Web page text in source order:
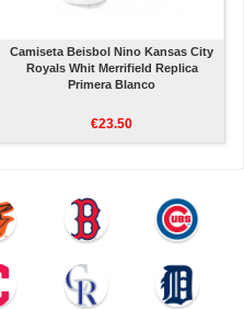
Camiseta Beisbol Nino Kansas City
Royals Whit Merrifield Replica
Primera Blanco
€23.50